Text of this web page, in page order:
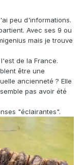
peu d'informations.
Avec ses 9 ou
mais je trouve
de la France.
être une
ancienneté ? Elle
pas avoir été
"éclairantes".